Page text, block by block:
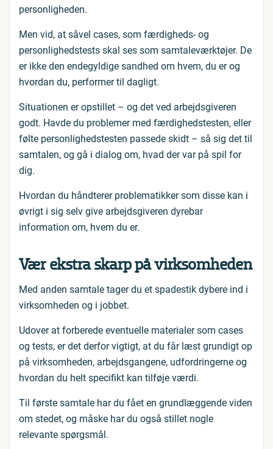
personligheden.
Men vid, at såvel cases, som færdigheds- og
personlighedstests skal ses som samtaleværktøjer. De
er ikke den endegyldige sandhed om hvem, du er og
hvordan du, performer til dagligt.
Situationen er opstillet – og det ved arbejdsgiveren
godt. Havde du problemer med færdighedstesten, eller
følte personlighedstesten passede skidt – så sig det til
samtalen, og gå i dialog om, hvad der var på spil for
dig.
Hvordan du håndterer problematikker som disse kan i
øvrigt i sig selv give arbejdsgiveren dyrebar
information om, hvem du er.
Vær ekstra skarp på virksomheden
Med anden samtale tager du et spadestik dybere ind i
virksomheden og i jobbet.
Udover at forberede eventuelle materialer som cases
og tests, er det derfor vigtigt, at du får læst grundigt op
på virksomheden, arbejdsgangene, udfordringerne og
hvordan du helt specifikt kan tilføje værdi.
Til første samtale har du fået en grundlæggende viden
om stedet, og måske har du også stillet nogle
relevante spørgsmål.